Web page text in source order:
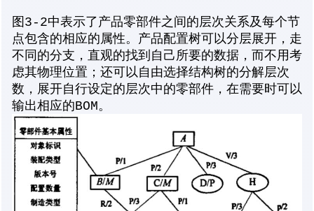
图3-2中表示了产品零部件之间的层次关系及每个节
点包含的相应的属性。产品配置树可以分层展开，走
不同的分支，直观的找到自己所要的数据，而不用考
虑其物理位置；还可以自由选择结构树的分解层次
数，展开自行设定的层次中的零部件，在需要时可以
输出相应的BOM。